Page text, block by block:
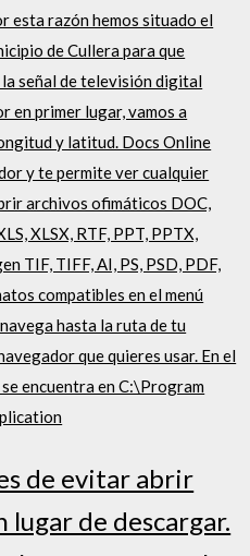
esta razón hemos situado el
de Cullera para que
señal de televisión digital
en primer lugar, vamos a
y latitud. Docs Online
y te permite ver cualquier
archivos ofimáticos DOC,
XLSX, RTF, PPT, PPTX,
TIF, TIFF, AI, PS, PSD, PDF,
compatibles en el menú
hasta la ruta de tu
que quieres usar. En el
encuentra en C:\Program
de evitar abrir
de descargar.